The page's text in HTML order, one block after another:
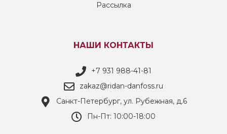
Рассылка
НАШИ КОНТАКТЫ
+7 931 988-41-81
zakaz@ridan-danfoss.ru
Санкт-Петербург, ул. Рубежная, д.6
Пн-Пт: 10:00-18:00